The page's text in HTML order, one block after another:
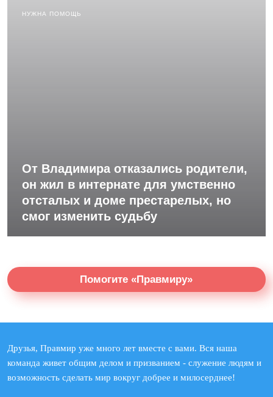
НУЖНА ПОМОЩЬ
От Владимира отказались родители,
он жил в интернате для умственно
отсталых и доме престарелых, но
смог изменить судьбу
Помогите «Правмиру»
Друзья, Правмир уже много лет вместе с вами. Вся наша
команда живет общим делом и призванием - служение людям и
возможность сделать мир вокруг добрее и милосерднее!